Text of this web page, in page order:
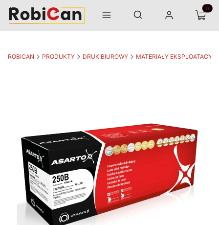
Menu Otwórz wyszukiwarkę
Szukaj Zaloguj się Koszyk
ROBICAN PRODUKTY DRUK BIUROWY MATERIAŁY